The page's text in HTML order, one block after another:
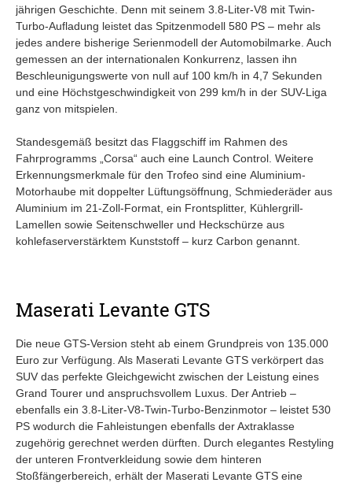
jährigen Geschichte. Denn mit seinem 3.8-Liter-V8 mit Twin-
Turbo-Aufladung leistet das Spitzenmodell 580 PS – mehr als
jedes andere bisherige Serienmodell der Automobilmarke. Auch
gemessen an der internationalen Konkurrenz, lassen ihn
Beschleunigungswerte von null auf 100 km/h in 4,7 Sekunden
und eine Höchstgeschwindigkeit von 299 km/h in der SUV-Liga
ganz von mitspielen.
Standesgemäß besitzt das Flaggschiff im Rahmen des
Fahrprogramms „Corsa“ auch eine Launch Control. Weitere
Erkennungsmerkmale für den Trofeo sind eine Aluminium-
Motorhaube mit doppelter Lüftungsöffnung, Schmiederäder aus
Aluminium im 21-Zoll-Format, ein Frontsplitter, Kühlergrill-
Lamellen sowie Seitenschweller und Heckschürze aus
kohlefaserverstärktem Kunststoff – kurz Carbon genannt.
Maserati Levante GTS
Die neue GTS-Version steht ab einem Grundpreis von 135.000
Euro zur Verfügung. Als Maserati Levante GTS verkörpert das
SUV das perfekte Gleichgewicht zwischen der Leistung eines
Grand Tourer und anspruchsvollem Luxus. Der Antrieb –
ebenfalls ein 3.8-Liter-V8-Twin-Turbo-Benzinmotor – leistet 530
PS wodurch die Fahleistungen ebenfalls der Axtraklasse
zugehörig gerechnet werden dürften. Durch elegantes Restyling
der unteren Frontverkleidung sowie dem hinteren
Stoßfängerbereich, erhält der Maserati Levante GTS eine